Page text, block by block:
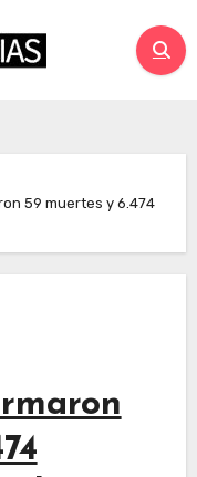
59 muertes y 6.474